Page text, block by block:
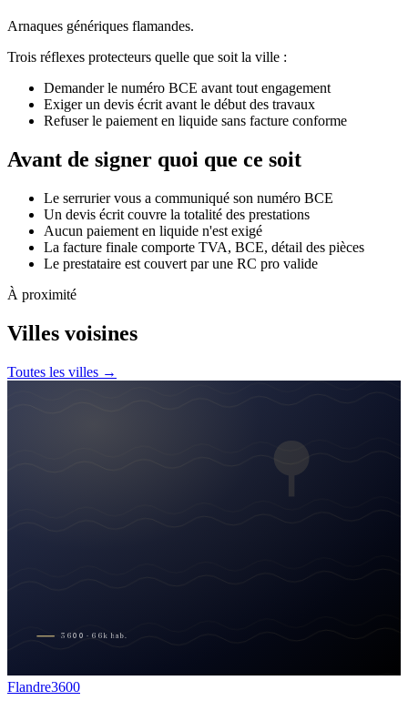
Arnaques génériques flamandes.
Trois réflexes protecteurs quelle que soit la ville :
Demander le numéro BCE avant tout engagement
Exiger un devis écrit avant le début des travaux
Refuser le paiement en liquide sans facture conforme
Avant de signer quoi que ce soit
Le serrurier vous a communiqué son numéro BCE
Un devis écrit couvre la totalité des prestations
Aucun paiement en liquide n'est exigé
La facture finale comporte TVA, BCE, détail des pièces
Le prestataire est couvert par une RC pro valide
À proximité
Villes voisines
Toutes les villes →
3600 · 66 k hab.
Flandre3600